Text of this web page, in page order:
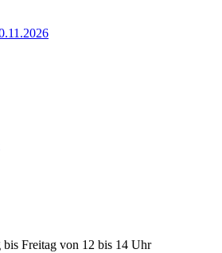
Freitag von 12 bis 14 Uhr